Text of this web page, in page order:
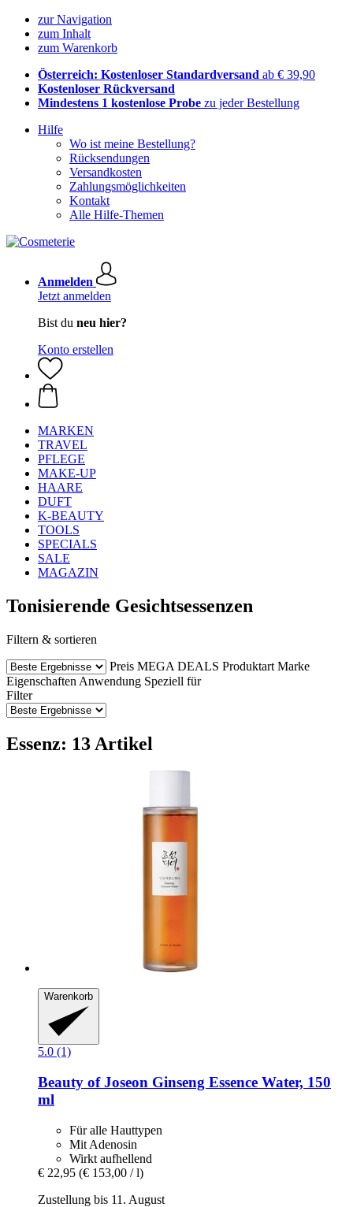
zur Navigation
zum Inhalt
zum Warenkorb
Österreich: Kostenloser Standardversand ab € 39,90
Kostenloser Rückversand
Mindestens 1 kostenlose Probe zu jeder Bestellung
Hilfe
Wo ist meine Bestellung?
Rücksendungen
Versandkosten
Zahlungsmöglichkeiten
Kontakt
Alle Hilfe-Themen
Anmelden
Jetzt anmelden
Bist du neu hier?
Konto erstellen
MARKEN
TRAVEL
PFLEGE
MAKE-UP
HAARE
DUFT
K-BEAUTY
TOOLS
SPECIALS
SALE
MAGAZIN
Tonisierende Gesichtsessenzen
Filtern & sortieren
Preis MEGA DEALS Produktart Marke
Eigenschaften Anwendung Speziell für
Filter
Essenz: 13 Artikel
Warenkorb
5.0 (1)
Beauty of Joseon Ginseng Essence Water, 150
ml
Für alle Hauttypen
Mit Adenosin
Wirkt aufhellend
€ 22,95 (€ 153,00 / l)
Zustellung bis 11. August